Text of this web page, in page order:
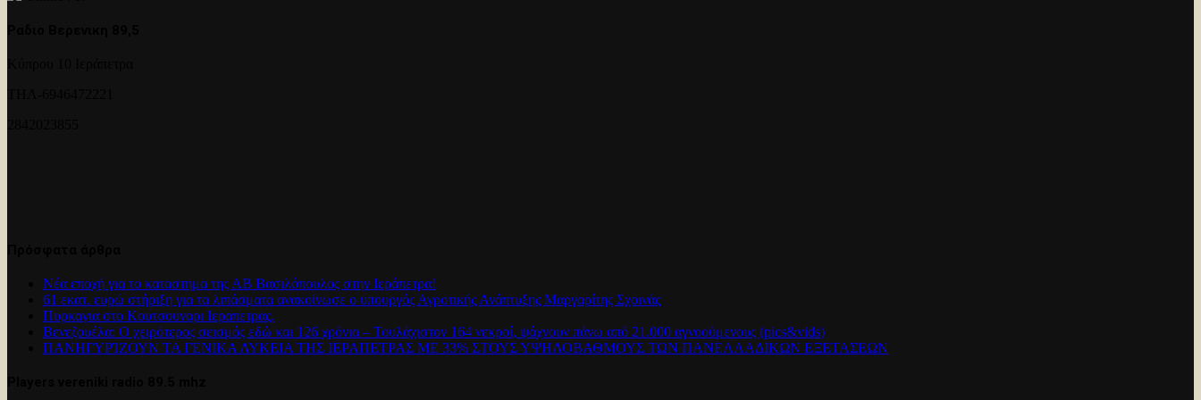
Νέα εποχή για το καταστημα της ΑΒ Βασιλόπουλος στην Ιεράπετρα!
61 εκατ. ευρώ στήριξη για τα λιπάσματα ανακοίνωσε ο υπουργός Αγροτικής Ανάπτυξης Μαργαρίτης Σχοινάς
Πυρκαγια στο Κουτσουναρι Ιεραπετρας.
Βενεζουέλα: Ο χειρότερος σεισμός εδώ και 126 χρόνια – Τουλάχιστον 164 νεκροί, ψάχνουν πάνω από 21.000 αγνοούμενους (pics&vids)
ΠΑΝΗΓΥΡΊΖΟΥΝ ΤΑ ΓΕΝΙΚΑ ΛΥΚΕΙΑ ΤΗΣ ΙΕΡΑΠΕΤΡΑΣ ΜΕ 33% ΣΤΟΥΣ ΥΨΗΛΟΒΑΘΜΟΥΣ ΤΩΝ ΠΑΝΕΛΛΑΔΙΚΩΝ ΕΞΕΤΑΣΕΩΝ